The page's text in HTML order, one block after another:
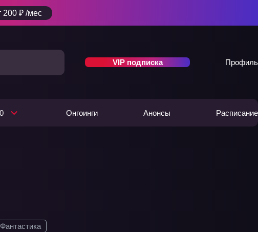
200 ₽ /мес
VIP подписка Профиль
Онгоинги Анонсы Расписание
Фантастика